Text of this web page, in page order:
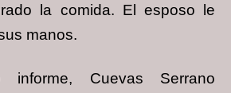
la comida. El esposo le
manos.
Cuevas Serrano